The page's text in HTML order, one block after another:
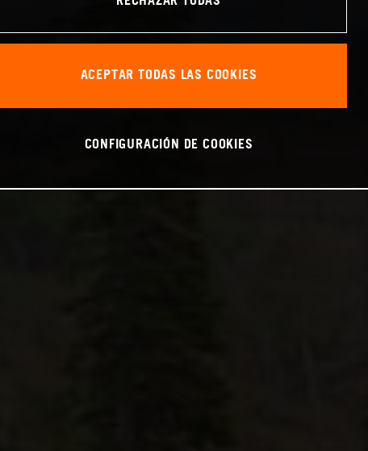
ACEPTAR TODAS LAS COOKIES
CONFIGURACIÓN DE COOKIES